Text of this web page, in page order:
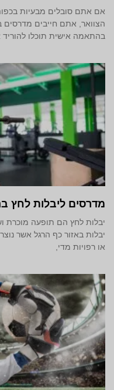
אם אתם סובלים מבעיות
הצוואר, אתם חייבים
בהתאמה אישית תוכלו
מדרסים ליבלות לחץ
יבלות לחץ הם תופעה מוכרת
יבלות באזור כף הרגל אשר
או רפויות מדי,